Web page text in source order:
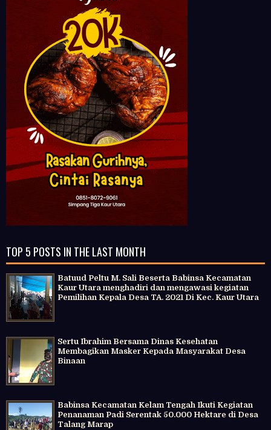
TOP 5 POSTS IN THE LAST MONTH
Batuud Peltu M. Sali Beserta Babinsa Kecamatan
Kaur Utara menghadiri dan mengawasi kegiatan
Pemilihan Kepala Desa TA. 2021 Di Kec. Kaur Utara
Sertu Ibrahim Bersama Dinas Kesehatan
Membagikan Masker Kepada Masyarakat Desa
Binaan
Babinsa Kecamatan Kelam Tengah Ikuti Kegiatan
Penanaman Padi Serentak 50.000 Hektare di Desa
Talang Marap